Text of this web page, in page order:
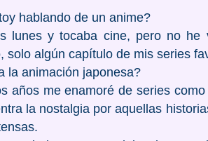
hablando de un anime?
lunes y tocaba cine, pero no he
solo algún capítulo de mis series
la animación japonesa?
años me enamoré de series
la nostalgia por aquellas